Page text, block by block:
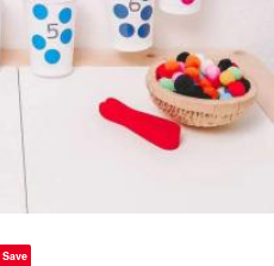
Save